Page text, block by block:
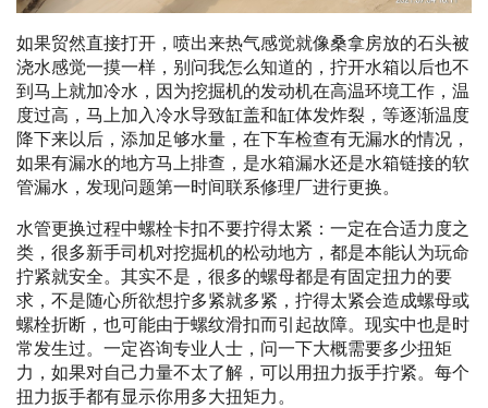
如果贸然直接打开，喷出来热气感觉就像桑拿房放的石头被
浇水感觉一摸一样，别问我怎么知道的，拧开水箱以后也不
到马上就加冷水，因为挖掘机的发动机在高温环境工作，温
度过高，马上加入冷水导致缸盖和缸体发炸裂，等逐渐温度
降下来以后，添加足够水量，在下车检查有无漏水的情况，
如果有漏水的地方马上排查，是水箱漏水还是水箱链接的软
管漏水，发现问题第一时间联系修理厂进行更换。
水管更换过程中螺栓卡扣不要拧得太紧：一定在合适力度之
类，很多新手司机对挖掘机的松动地方，都是本能认为玩命
拧紧就安全。其实不是，很多的螺母都是有固定扭力的要
求，不是随心所欲想拧多紧就多紧，拧得太紧会造成螺母或
螺栓折断，也可能由于螺纹滑扣而引起故障。现实中也是时
常发生过。一定咨询专业人士，问一下大概需要多少扭矩
力，如果对自己力量不太了解，可以用扭力扳手拧紧。每个
扭力扳手都有显示你用多大扭矩力。